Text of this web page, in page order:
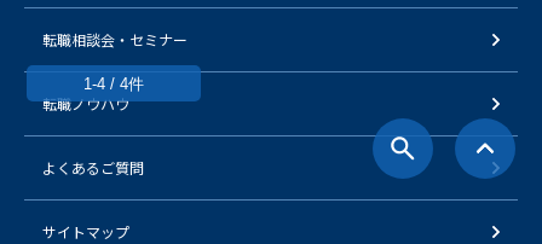
1-4 / 4件
転職相談会・セミナー
転職ノウハウ
よくあるご質問
サイトマップ